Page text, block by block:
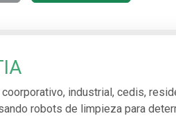
industrial, cedis,
robots de limpieza para